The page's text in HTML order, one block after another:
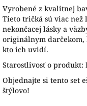
Vyrobené z kvalitnej
Tieto tričká sú viac než
nekončacej lásky a
originálnym darčekom,
kto ich uvidí.
Starostlivosť o produkt:
Objednajte si tento set
štýlovo!